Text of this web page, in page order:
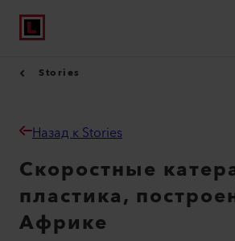
Stories
Назад к Stories
Скоростные
пластика,
Африке